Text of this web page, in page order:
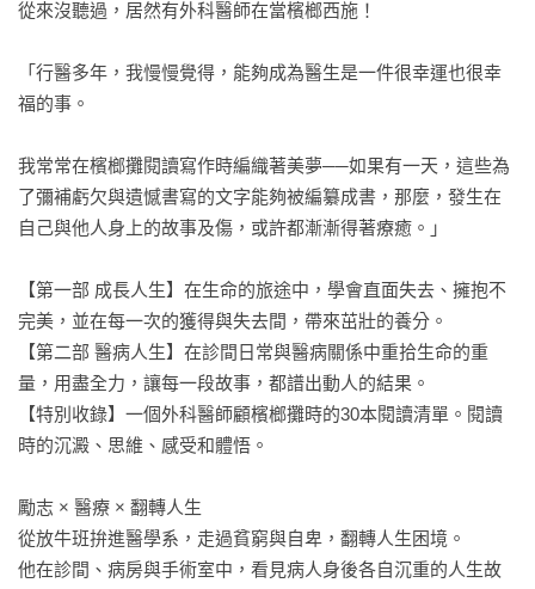
從來沒聽過，居然有外科醫師在當檳榔西施！
「行醫多年，我慢慢覺得，能夠成為醫生是一件很幸運也很幸
福的事。
我常常在檳榔攤閱讀寫作時編織著美夢──如果有一天，這些為
了彌補虧欠與遺憾書寫的文字能夠被編纂成書，那麼，發生在
自己與他人身上的故事及傷，或許都漸漸得著療癒。」
【第一部 成長人生】在生命的旅途中，學會直面失去、擁抱不
完美，並在每一次的獲得與失去間，帶來茁壯的養分。
【第二部 醫病人生】在診間日常與醫病關係中重拾生命的重
量，用盡全力，讓每一段故事，都譜出動人的結果。
【特別收錄】一個外科醫師顧檳榔攤時的30本閱讀清單。閱讀
時的沉澱、思維、感受和體悟。
勵志 × 醫療 × 翻轉人生
從放牛班拚進醫學系，走過貧窮與自卑，翻轉人生困境。
他在診間、病房與手術室中，看見病人身後各自沉重的人生故